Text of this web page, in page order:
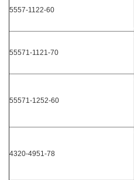
5557-1122-60
55571-1121-70
55571-1252-60
4320-4951-78